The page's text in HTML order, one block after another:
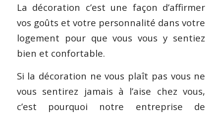
La décoration c’est une façon d’affirmer
vos goûts et votre personnalité dans votre
logement pour que vous vous y sentiez
bien et confortable.
Si la décoration ne vous plaît pas vous ne
vous sentirez jamais à l’aise chez vous,
c’est pourquoi notre entreprise de